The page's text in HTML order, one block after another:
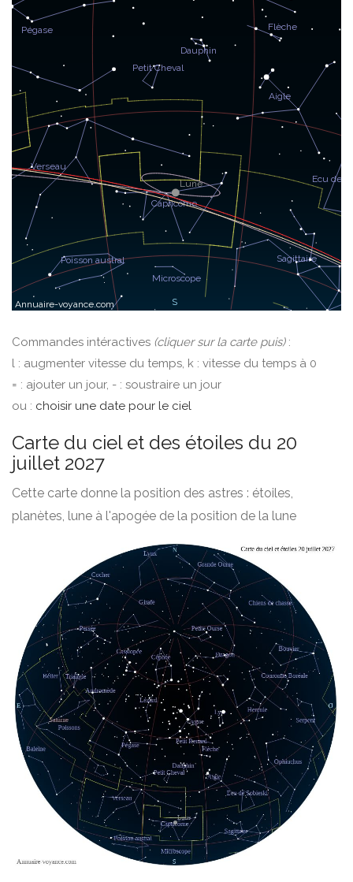
Commandes intéractives (cliquer sur la carte puis):
l : augmenter vitesse du temps, k : vitesse du temps à 0
= : ajouter un jour, - : soustraire un jour
ou : choisir une date pour le ciel
Carte du ciel et des étoiles du 20
juillet 2027
Cette carte donne la position des astres : étoiles,
planètes, lune à l'apogée de la position de la lune